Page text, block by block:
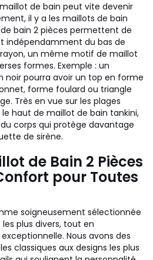
de bain peut vite devenir
il y a les maillots de bain
bain 2 pièces permettent de
indépendamment du bas de
un même motif de maillot
formes. Exemple : un
noir pourra avoir un top en forme
forme foulard ou triangle
Très en vue sur les plages
le haut de maillot de bain tankini,
corps qui protège davantage
de sirène.
de Bain 2 Pièces
pour Toutes
soigneusement sélectionnée
plus divers, tout en
Nous avons des
classiques aux designs les plus